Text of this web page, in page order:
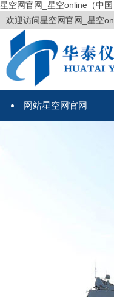
星空网官网_星空online（中国
欢迎访问星空网官网_星空
网站星空网官网_